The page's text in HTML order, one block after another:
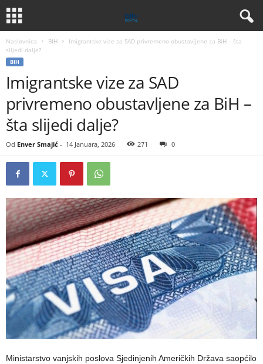
Naslovnica BIH
Imigrantske vize za SAD privremeno obustavljene za BiH – šta
slijedi dalje?
BIH
Imigrantske vize za SAD
privremeno obustavljene za BiH –
šta slijedi dalje?
Od Enver Smajić - 14 Januara, 2026 271 0
Ministarstvo vanjskih poslova Sjedinjenih Američkih Država saopćilo